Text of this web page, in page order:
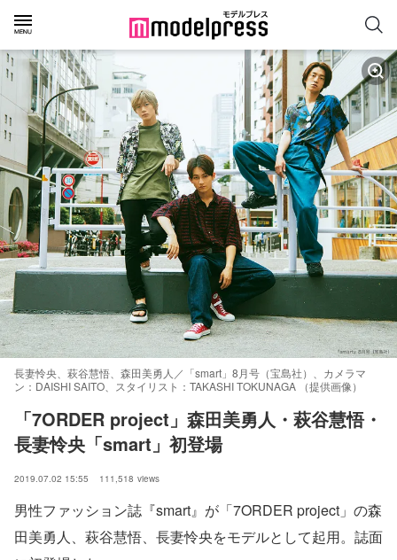
長妻怜央、萩谷慧悟、森田美勇人／「smart」8月号（宝島社）、カメラマ
ン：DAISHI SAITO、スタイリスト：TAKASHI TOKUNAGA （提供画像）
「7ORDER project」森田美勇人・萩谷慧悟・
長妻怜央「smart」初登場
2019.07.02 15:55 111,518 views
男性ファッション誌『smart』が「7ORDER project」の森
田美勇人、萩谷慧悟、長妻怜央をモデルとして起用。誌面